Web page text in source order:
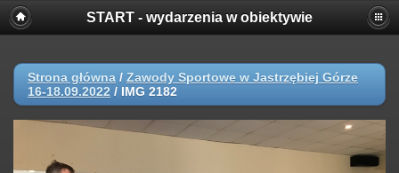
START - wydarzenia w obiektywie
Strona główna / Zawody Sportowe w Jastrzębiej Górze
16-18.09.2022 / IMG 2182